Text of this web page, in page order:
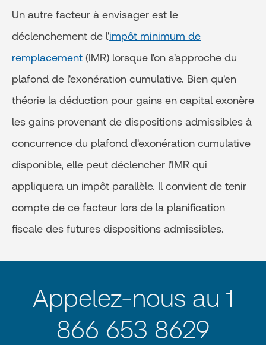
Un autre facteur à envisager est le
déclenchement de l'impôt minimum de
remplacement (IMR) lorsque l'on s'approche du
plafond de l'exonération cumulative. Bien qu'en
théorie la déduction pour gains en capital exonère
les gains provenant de dispositions admissibles à
concurrence du plafond d'exonération cumulative
disponible, elle peut déclencher l'IMR qui
appliquera un impôt parallèle. Il convient de tenir
compte de ce facteur lors de la planification
fiscale des futures dispositions admissibles.
Appelez-nous au 1
866 653 8629